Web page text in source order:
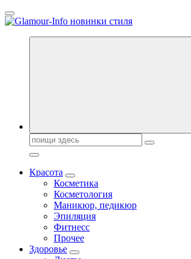
Перейти
к
Секреты молодости, красоты и
Поиск:
Красота
Косметика
Косметология
Маникюр, педикюр
Эпиляция
Фитнесс
Прочее
Здоровье